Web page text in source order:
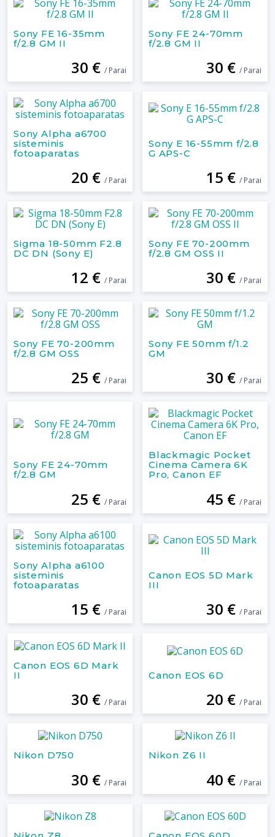
Sony FE 16-35mm
f/2.8 GM II
30 € / Parai
Sony FE 24-70mm
f/2.8 GM II
30 € / Parai
Sony Alpha a6700
sisteminis
fotoaparatas
20 € / Parai
Sony E 16-55mm f/2.8
G APS-C
15 € / Parai
Sigma 18-50mm F2.8
DC DN (Sony E)
12 € / Parai
Sony FE 70-200mm
f/2.8 GM OSS II
30 € / Parai
Sony FE 70-200mm
f/2.8 GM OSS
25 € / Parai
Sony FE 50mm f/1.2
GM
30 € / Parai
Sony FE 24-70mm
f/2.8 GM
25 € / Parai
Blackmagic Pocket
Cinema Camera 6K
Pro, Canon EF
45 € / Parai
Sony Alpha a6100
sisteminis
fotoaparatas
15 € / Parai
Canon EOS 5D Mark
III
30 € / Parai
Canon EOS 6D Mark
II
30 € / Parai
Canon EOS 6D
20 € / Parai
Nikon D750
30 € / Parai
Nikon Z6 II
40 € / Parai